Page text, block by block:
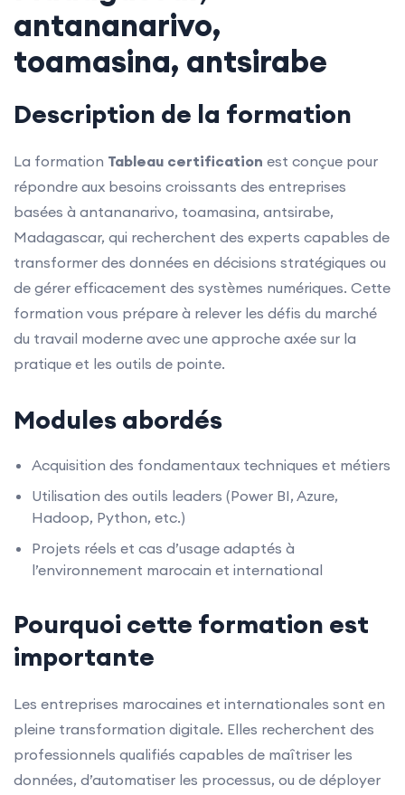
antananarivo,
toamasina, antsirabe
Description de la formation
La formation Tableau certification est conçue pour
répondre aux besoins croissants des entreprises
basées à antananarivo, toamasina, antsirabe,
Madagascar, qui recherchent des experts capables de
transformer des données en décisions stratégiques ou
de gérer efficacement des systèmes numériques. Cette
formation vous prépare à relever les défis du marché
du travail moderne avec une approche axée sur la
pratique et les outils de pointe.
Modules abordés
Acquisition des fondamentaux techniques et métiers
Utilisation des outils leaders (Power BI, Azure,
Hadoop, Python, etc.)
Projets réels et cas d’usage adaptés à
l’environnement marocain et international
Pourquoi cette formation est
importante
Les entreprises marocaines et internationales sont en
pleine transformation digitale. Elles recherchent des
professionnels qualifiés capables de maîtriser les
données, d’automatiser les processus, ou de déployer